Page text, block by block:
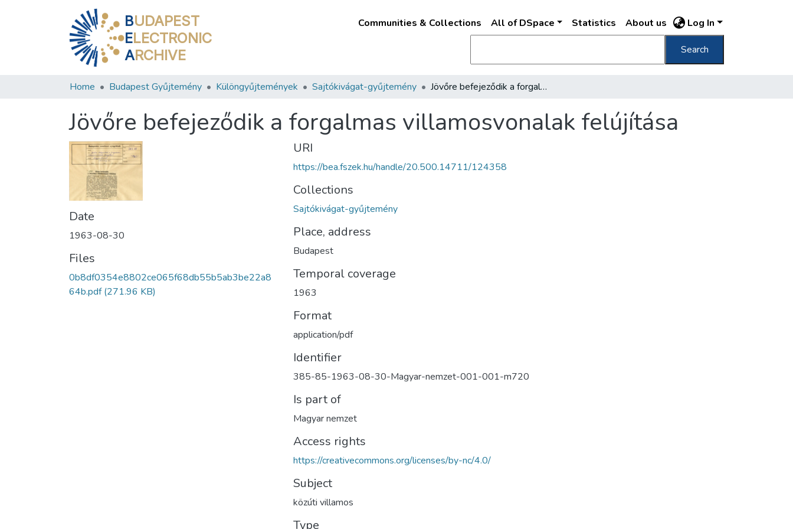
BUDAPEST
ELECTRONIC
ARCHIVE
Communities & Collections All of DSpace Statistics About us Log In
Search
Home Budapest Gyűjtemény Különgyűjtemények Sajtókivágat-gyűjtemény Jövőre befejeződik a forgalmas villamosvonalak felújítása
Jövőre befejeződik a forgalmas villamosvonalak felújítása
Date
1963-08-30
Files
0b8df0354e8802ce065f68db55b5ab3be22a8
64b.pdf(271.96 KB)
URI
https://bea.fszek.hu/handle/20.500.14711/124358
Collections
Sajtókivágat-gyűjtemény
Place, address
Budapest
Temporal coverage
1963
Format
application/pdf
Identifier
385-85-1963-08-30-Magyar-nemzet-001-001-m720
Is part of
Magyar nemzet
Access rights
https://creativecommons.org/licenses/by-nc/4.0/
Subject
közúti villamos
Type